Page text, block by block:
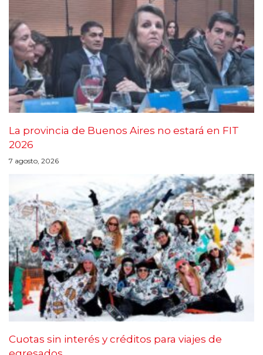
La provincia de Buenos Aires no estará en FIT
2026
7 agosto, 2026
Cuotas sin interés y créditos para viajes de